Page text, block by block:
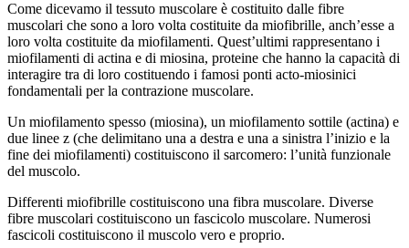
Come dicevamo il tessuto muscolare è costituito dalle fibre
muscolari che sono a loro volta costituite da miofibrille, anch’esse a
loro volta costituite da miofilamenti. Quest’ultimi rappresentano i
miofilamenti di actina e di miosina, proteine che hanno la capacità di
interagire tra di loro costituendo i famosi ponti acto-miosinici
fondamentali per la contrazione muscolare.
Un miofilamento spesso (miosina), un miofilamento sottile (actina) e
due linee z (che delimitano una a destra e una a sinistra l’inizio e la
fine dei miofilamenti) costituiscono il sarcomero: l’unità funzionale
del muscolo.
Differenti miofibrille costituiscono una fibra muscolare. Diverse
fibre muscolari costituiscono un fascicolo muscolare. Numerosi
fascicoli costituiscono il muscolo vero e proprio.